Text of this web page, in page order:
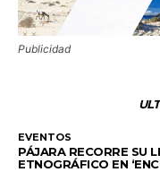
Publicidad
EVENTOS
PÁJARA RECORRE SU
ETNOGRÁFICO EN